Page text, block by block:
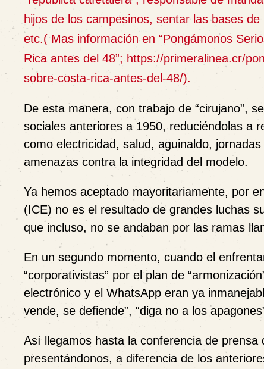
hijos de los campesinos, sentar las bases
etc.( Mas información en “Pongámonos
Rica antes del 48”; https://primeralinea.cr/
sobre-costa-rica-antes-del-48/).
De esta manera, con trabajo de “cirujano”,
sociales anteriores a 1950, reduciéndolas a
como electricidad, salud, aguinaldo,
amenazas contra la integridad del modelo.
Ya hemos aceptado mayoritariamente, por
(ICE) no es el resultado de grandes luchas
que incluso, no se andaban por las ramas
En un segundo momento, cuando el
“corporativistas” por el plan de
electrónico y el WhatsApp eran ya
vende, se defiende”, “diga no a los
Así llegamos hasta la conferencia de
presentándonos, a diferencia de los